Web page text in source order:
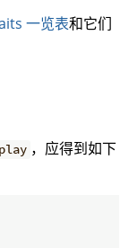
一览表和它们
，应得到如下